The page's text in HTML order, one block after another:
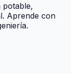
potable,
Aprende con